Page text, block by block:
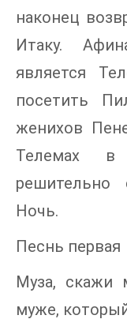
наконец
Итаку.
является
посетить
женихов
Телемах в
Ночь.
Песнь первая
Муза, скажи
муже,